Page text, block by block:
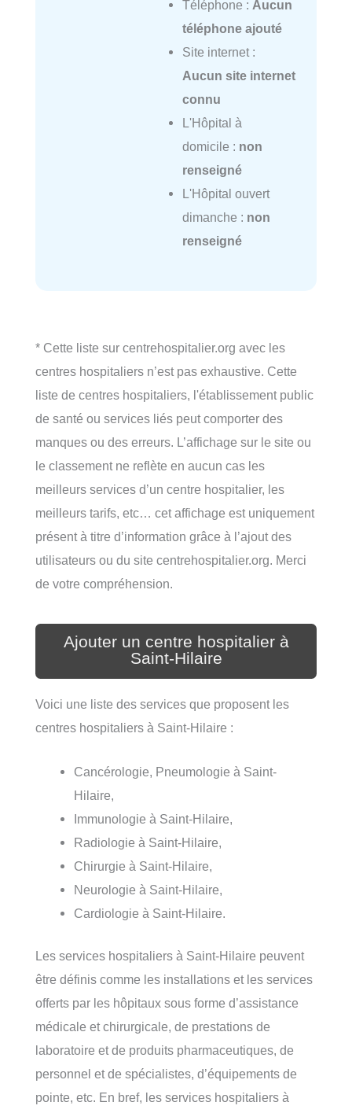
Téléphone : Aucun
téléphone ajouté
Site internet :
Aucun site internet
connu
L'Hôpital à
domicile : non
renseigné
L'Hôpital ouvert
dimanche : non
renseigné
* Cette liste sur centrehospitalier.org avec les
centres hospitaliers n’est pas exhaustive. Cette
liste de centres hospitaliers, l'établissement public
de santé ou services liés peut comporter des
manques ou des erreurs. L’affichage sur le site ou
le classement ne reflète en aucun cas les
meilleurs services d’un centre hospitalier, les
meilleurs tarifs, etc… cet affichage est uniquement
présent à titre d’information grâce à l’ajout des
utilisateurs ou du site centrehospitalier.org. Merci
de votre compréhension.
Ajouter un centre hospitalier à
Saint-Hilaire
Voici une liste des services que proposent les
centres hospitaliers à Saint-Hilaire :
Cancérologie, Pneumologie à Saint-
Hilaire,
Immunologie à Saint-Hilaire,
Radiologie à Saint-Hilaire,
Chirurgie à Saint-Hilaire,
Neurologie à Saint-Hilaire,
Cardiologie à Saint-Hilaire.
Les services hospitaliers à Saint-Hilaire peuvent
être définis comme les installations et les services
offerts par les hôpitaux sous forme d’assistance
médicale et chirurgicale, de prestations de
laboratoire et de produits pharmaceutiques, de
personnel et de spécialistes, d’équipements de
pointe, etc. En bref, les services hospitaliers à